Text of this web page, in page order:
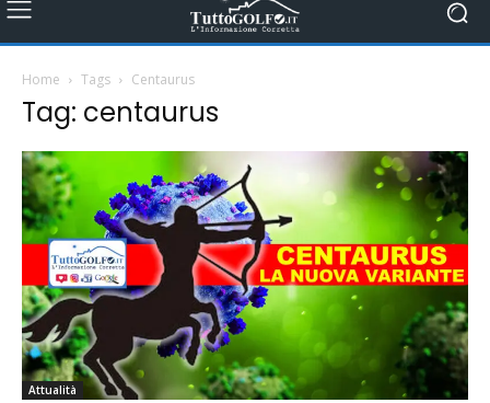
Home Tags Centaurus
Tag: centaurus
Attualità